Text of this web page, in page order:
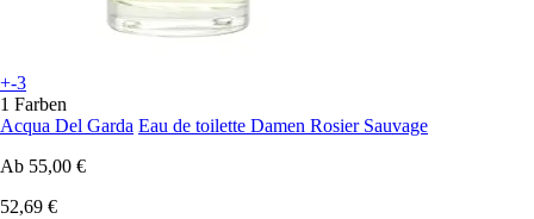
+-3
1 Farben
Acqua Del Garda Eau de toilette Damen Rosier Sauvage
Ab 55,00 €
52,69 €